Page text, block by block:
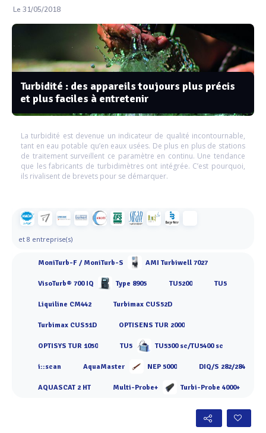
Le 31/05/2018
Turbidité : des appareils toujours plus précis
et plus faciles à entretenir
La turbidité est devenue un indicateur de qualité incontournable,
tant en eau potable qu’en eaux usées. De plus en plus de stations
de traitement surveillent ce paramètre en continu. Une tendance
que les fabricants de turbidimètres ont intégrée. C’est pourquoi,
ils rivalisent de brevets pour se démarquer.
et 8 entreprise(s)
MoniTurb-F / MoniTurb-S AMI Turbiwell 7027
VisoTurb® 700 IQ Type 8905 TU5200 TU5
Liquiline CM442 Turbimax CUS52D
Turbimax CUS51D OPTISENS TUR 2000
OPTISYS TUR 1050 TU5 TU5300 sc/TU5400 sc
i::scan AquaMaster NEP 5000 DIQ/S 282/284
AQUASCAT 2 HT Multi-Probe+ Turbi-Probe 4000+